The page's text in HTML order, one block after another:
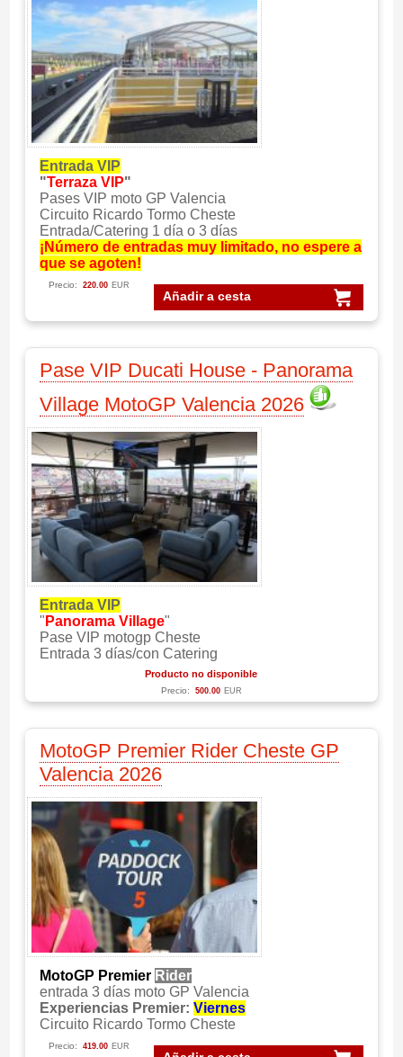
Entrada VIP
"Terraza VIP"
Pases VIP moto GP Valencia
Circuito Ricardo Tormo Cheste
Entrada/Catering 1 día o 3 días
¡Número de entradas muy limitado, no espere a
que se agoten!
Añadir a cesta
Precio: 220.00 EUR
Pase VIP Ducati House - Panorama
Village MotoGP Valencia 2026
Entrada VIP
" Panorama Village"
Pase VIP motogp Cheste
Entrada 3 días/con Catering
Producto no disponible
Precio: 500.00 EUR
MotoGP Premier Rider Cheste GP
Valencia 2026
MotoGP Premier Rider
entrada 3 días moto GP Valencia
Experiencias Premier: Viernes
Circuito Ricardo Tormo Cheste
Precio: 419.00 EUR